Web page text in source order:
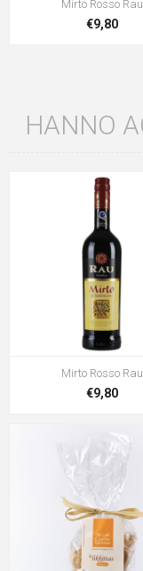
Mirto Rosso Rau
€9,80
HANNO
Mirto Rosso Rau
€9,80